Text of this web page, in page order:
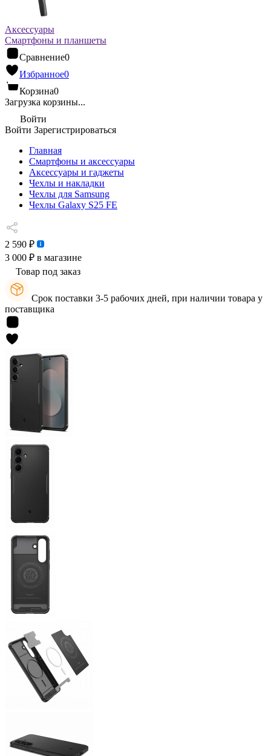
Аксессуары
Смартфоны и планшеты
Сравнение0
Избранное0
Корзина0
Загрузка корзины...
Войти
Войти Зарегистрироваться
Главная
Смартфоны и аксессуары
Аксессуары и гаджеты
Чехлы и накладки
Чехлы для Samsung
Чехлы Galaxy S25 FE
2 590 ₽
3 000 ₽ в магазине
Товар под заказ
Срок поставки 3-5 рабочих дней, при наличии товара у
поставщика